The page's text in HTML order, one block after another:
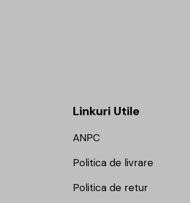
Linkuri Utile
ANPC
Politica de livrare
Politica de retur